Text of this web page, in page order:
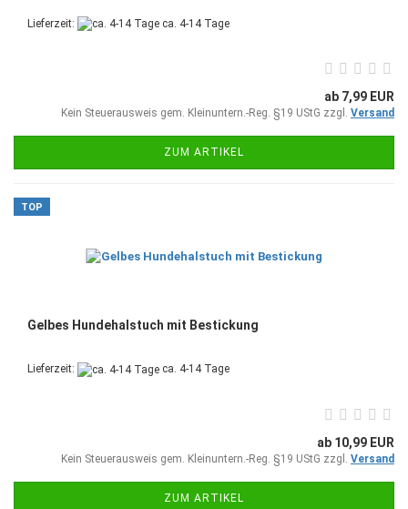
Lieferzeit: ca. 4-14 Tage
ab 7,99 EUR
Kein Steuerausweis gem. Kleinuntern.-Reg. §19 UStG zzgl. Versand
ZUM ARTIKEL
TOP
Gelbes Hundehalstuch mit Bestickung
Lieferzeit: ca. 4-14 Tage
ab 10,99 EUR
Kein Steuerausweis gem. Kleinuntern.-Reg. §19 UStG zzgl. Versand
ZUM ARTIKEL